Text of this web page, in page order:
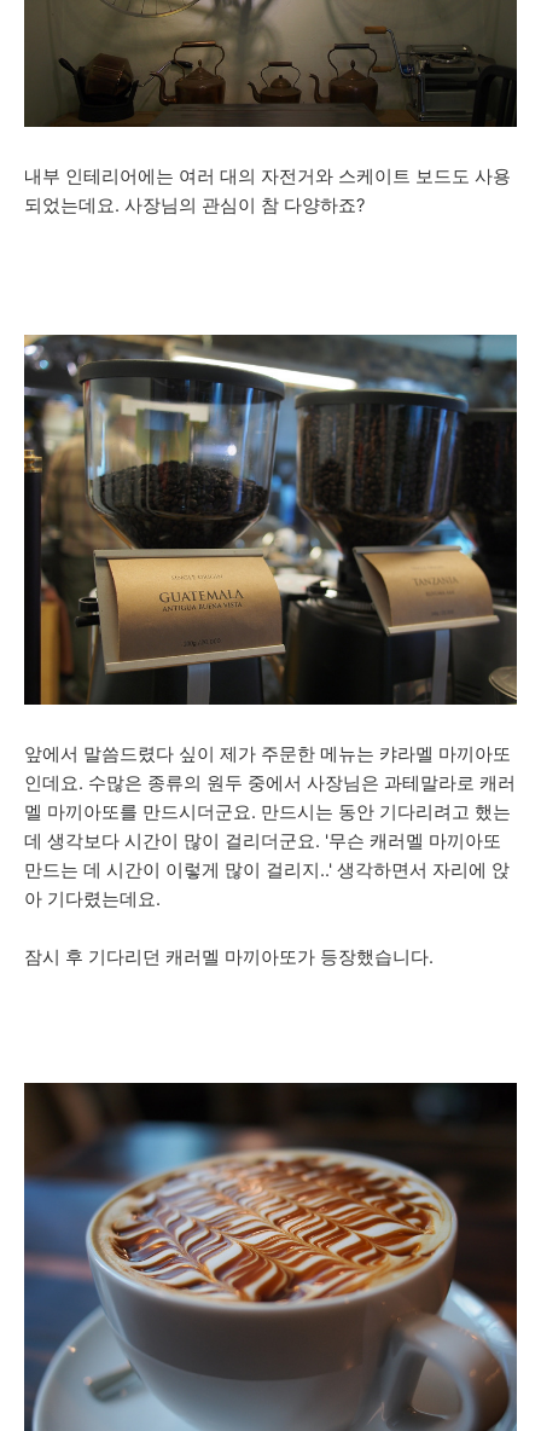
내부 인테리어에는 여러 대의 자전거와 스케이트 보드도 사용
되었는데요. 사장님의 관심이 참 다양하죠?
앞에서 말씀드렸다 싶이 제가 주문한 메뉴는 캬라멜 마끼아또
인데요. 수많은 종류의 원두 중에서 사장님은 과테말라로 캐러
멜 마끼아또를 만드시더군요. 만드시는 동안 기다리려고 했는
데 생각보다 시간이 많이 걸리더군요. '무슨 캐러멜 마끼아또
만드는 데 시간이 이렇게 많이 걸리지..' 생각하면서 자리에 앉
아 기다렸는데요.
잠시 후 기다리던 캐러멜 마끼아또가 등장했습니다.